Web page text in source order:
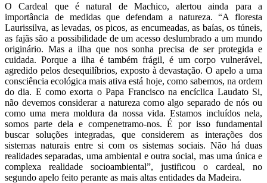
O Cardeal que é natural de Machico, alertou ainda para a
importância de medidas que defendam a natureza. “A floresta
Laurissilva, as levadas, os picos, as encumeadas, as baías, os túneis,
as fajãs são a possibilidade de um acesso deslumbrado a um mundo
originário. Mas a ilha que nos sonha precisa de ser protegida e
cuidada. Porque a ilha é também frágil, é um corpo vulnerável,
agredido pelos desequilíbrios, exposto à devastação. O apelo a uma
consciência ecológica mais ativa está hoje, como sabemos, na ordem
do dia. E como exorta o Papa Francisco na encíclica Laudato Si,
não devemos considerar a natureza como algo separado de nós ou
como uma mera moldura da nossa vida. Estamos incluídos nela,
somos parte dela e compenetramo-nos. É por isso fundamental
buscar soluções integradas, que considerem as interações dos
sistemas naturais entre si com os sistemas sociais. Não há duas
realidades separadas, uma ambiental e outra social, mas uma única e
complexa realidade socioambiental”, justificou o cardeal, no
segundo apelo feito perante as mais altas entidades da Madeira.